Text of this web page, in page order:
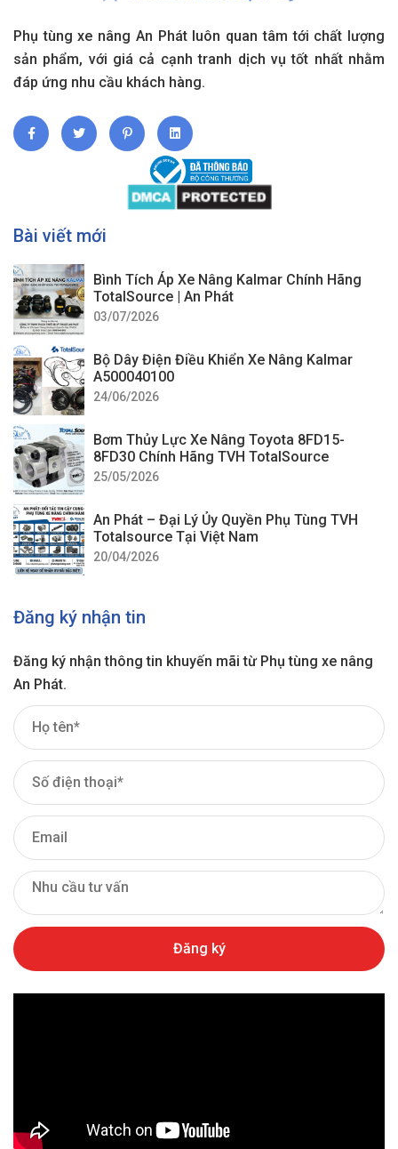
Phụ tùng xe nâng An Phát luôn quan tâm tới chất lượng
sản phẩm, với giá cả cạnh tranh dịch vụ tốt nhất nhằm
đáp ứng nhu cầu khách hàng.
Bài viết mới
Bình Tích Áp Xe Nâng Kalmar Chính Hãng
TotalSource | An Phát
03/07/2026
Bộ Dây Điện Điều Khiển Xe Nâng Kalmar
A500040100
24/06/2026
Bơm Thủy Lực Xe Nâng Toyota 8FD15-
8FD30 Chính Hãng TVH TotalSource
25/05/2026
An Phát – Đại Lý Ủy Quyền Phụ Tùng TVH
Totalsource Tại Việt Nam
20/04/2026
Đăng ký nhận tin
Đăng ký nhận thông tin khuyến mãi từ Phụ tùng xe nâng
An Phát.